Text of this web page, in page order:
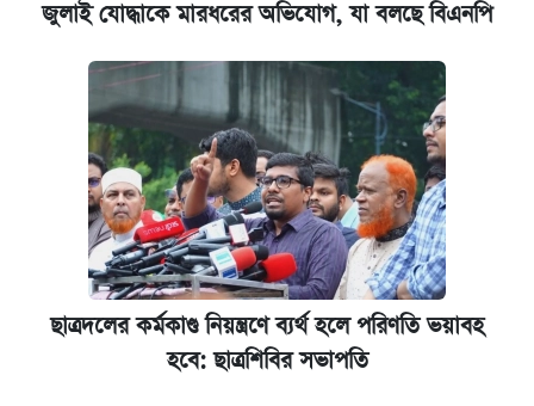
জুলাই যোদ্ধাকে মারধরের অভিযোগ, যা বলছে বিএনপি
ছাত্রদলের কর্মকাণ্ড নিয়ন্ত্রণে ব্যর্থ হলে পরিণতি ভয়াবহ
হবে: ছাত্রশিবির সভাপতি